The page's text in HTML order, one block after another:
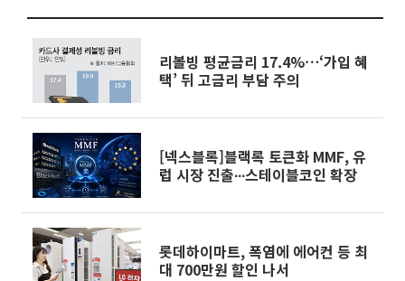
리볼빙 평균금리 17.4%⋯‘가입 혜
택’ 뒤 고금리 부담 주의
[넥스블록]블랙록 토큰화 MMF, 유
럽 시장 진출∙∙∙스테이블코인 확장
롯데하이마트, 폭염에 에어컨 등 최
대 700만원 할인 나서